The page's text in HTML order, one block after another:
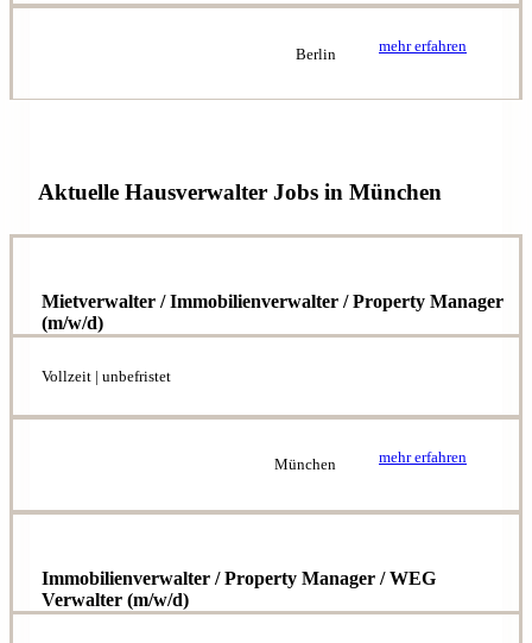
Berlin mehr erfahren
Aktuelle Hausverwalter Jobs in München
Mietverwalter / Immobilienverwalter / Property Manager
(m/w/d)
Vollzeit | unbefristet
München mehr erfahren
Immobilienverwalter / Property Manager / WEG
Verwalter (m/w/d)